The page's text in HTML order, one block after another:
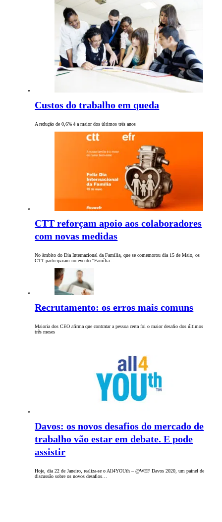
Custos do trabalho em queda
A redução de 0,6% é a maior dos últimos três anos
CTT reforçam apoio aos colaboradores
com novas medidas
No âmbito do Dia Internacional da Família, que se comemorou dia 15 de Maio, os
CTT participaram no evento “Família…
Recrutamento: os erros mais comuns
Maioria dos CEO afirma que contratar a pessoa certa foi o maior desafio dos últimos
três meses
Davos: os novos desafios do mercado de
trabalho vão estar em debate. E pode
assistir
Hoje, dia 22 de Janeiro, realiza-se o All4YOUth – @WEF Davos 2020, um painel de
discussão sobre os novos desafios…